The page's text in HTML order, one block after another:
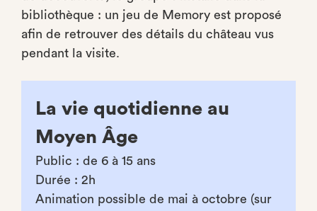
bibliothèque : un jeu de Memory est proposé
afin de retrouver des détails du château vus
pendant la visite.
La vie quotidienne au
Moyen Âge
Public : de 6 à 15 ans
Durée : 2h
Animation possible de mai à octobre (sur